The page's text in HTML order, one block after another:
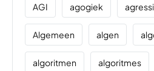
AGI agogiek
Algemeen algen
algoritmen algoritmes